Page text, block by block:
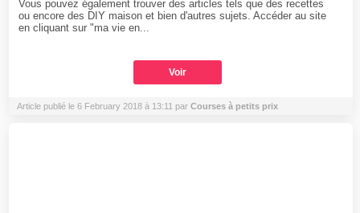
Vous pouvez également trouver des articles tels que des recettes
ou encore des DIY maison et bien d'autres sujets. Accéder au site
en cliquant sur "ma vie en...
Voir
Article publié le 6 February 2018 à 13:11 par Courses à petits prix